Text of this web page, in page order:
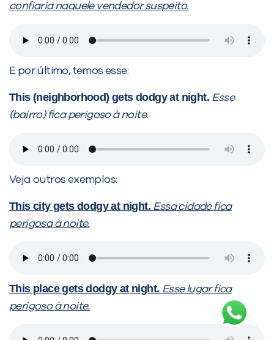
confiaria naquele vendedor suspeito.
E por último, temos esse:
This (neighborhood) gets dodgy at night. Esse
(bairro) fica perigoso à noite.
Veja outros exemplos:
This city gets dodgy at night. Essa cidade fica
perigosa à noite.
This place gets dodgy at night. Esse lugar fica
perigoso à noite.